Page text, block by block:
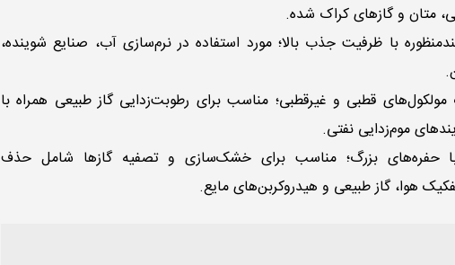
متان و گازهای کراک شده.
با ظرفیت جذب بالا؛ مورد استفاده در نرم‌سازی آب، صنایع شوینده،
قطبی و غیرقطبی؛ مناسب برای رطوبت‌زدایی گاز طبیعی همراه با
حفره‌های بزرگ؛ مناسب برای خشک‌سازی و تصفیه گازها شامل حذف